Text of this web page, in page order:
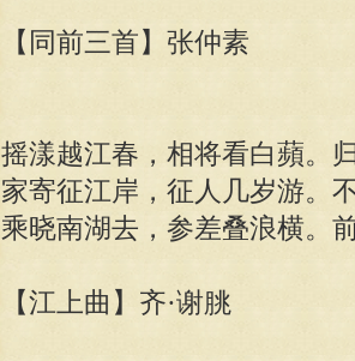
【同前三首】张仲素
摇漾越江春，相将看白蘋。
家寄征江岸，征人几岁游。
乘晓南湖去，参差叠浪横。
【江上曲】齐·谢朓